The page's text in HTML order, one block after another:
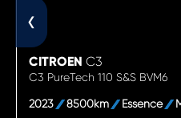
CITROEN C3
C3 PureTech 110 S&S BVM6
2023 8500km Essence
‹